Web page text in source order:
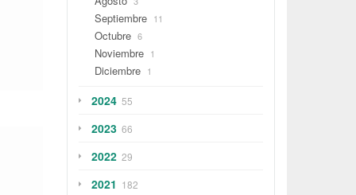
Septiembre 11
Octubre 6
Noviembre 1
Diciembre 1
2024 55
2023 66
2022 29
2021 182